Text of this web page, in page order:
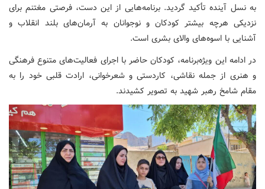
به نسل آینده تأکید گردید. برنامه‌هایی از این دست، فرصتی مغتنم برای
نزدیکی هرچه بیشتر کودکان و نوجوانان به آرمان‌های بلند انقلاب و
آشنایی با اسوه‌های والای بشری است.
در ادامه این ویژه‌برنامه، کودکان حاضر با اجرای فعالیت‌های متنوع فرهنگی
و هنری از جمله نقاشی، کاردستی و شعرخوانی، ارادت قلبی خود را به
مقام شامخ رهبر شهید به تصویر کشیدند.